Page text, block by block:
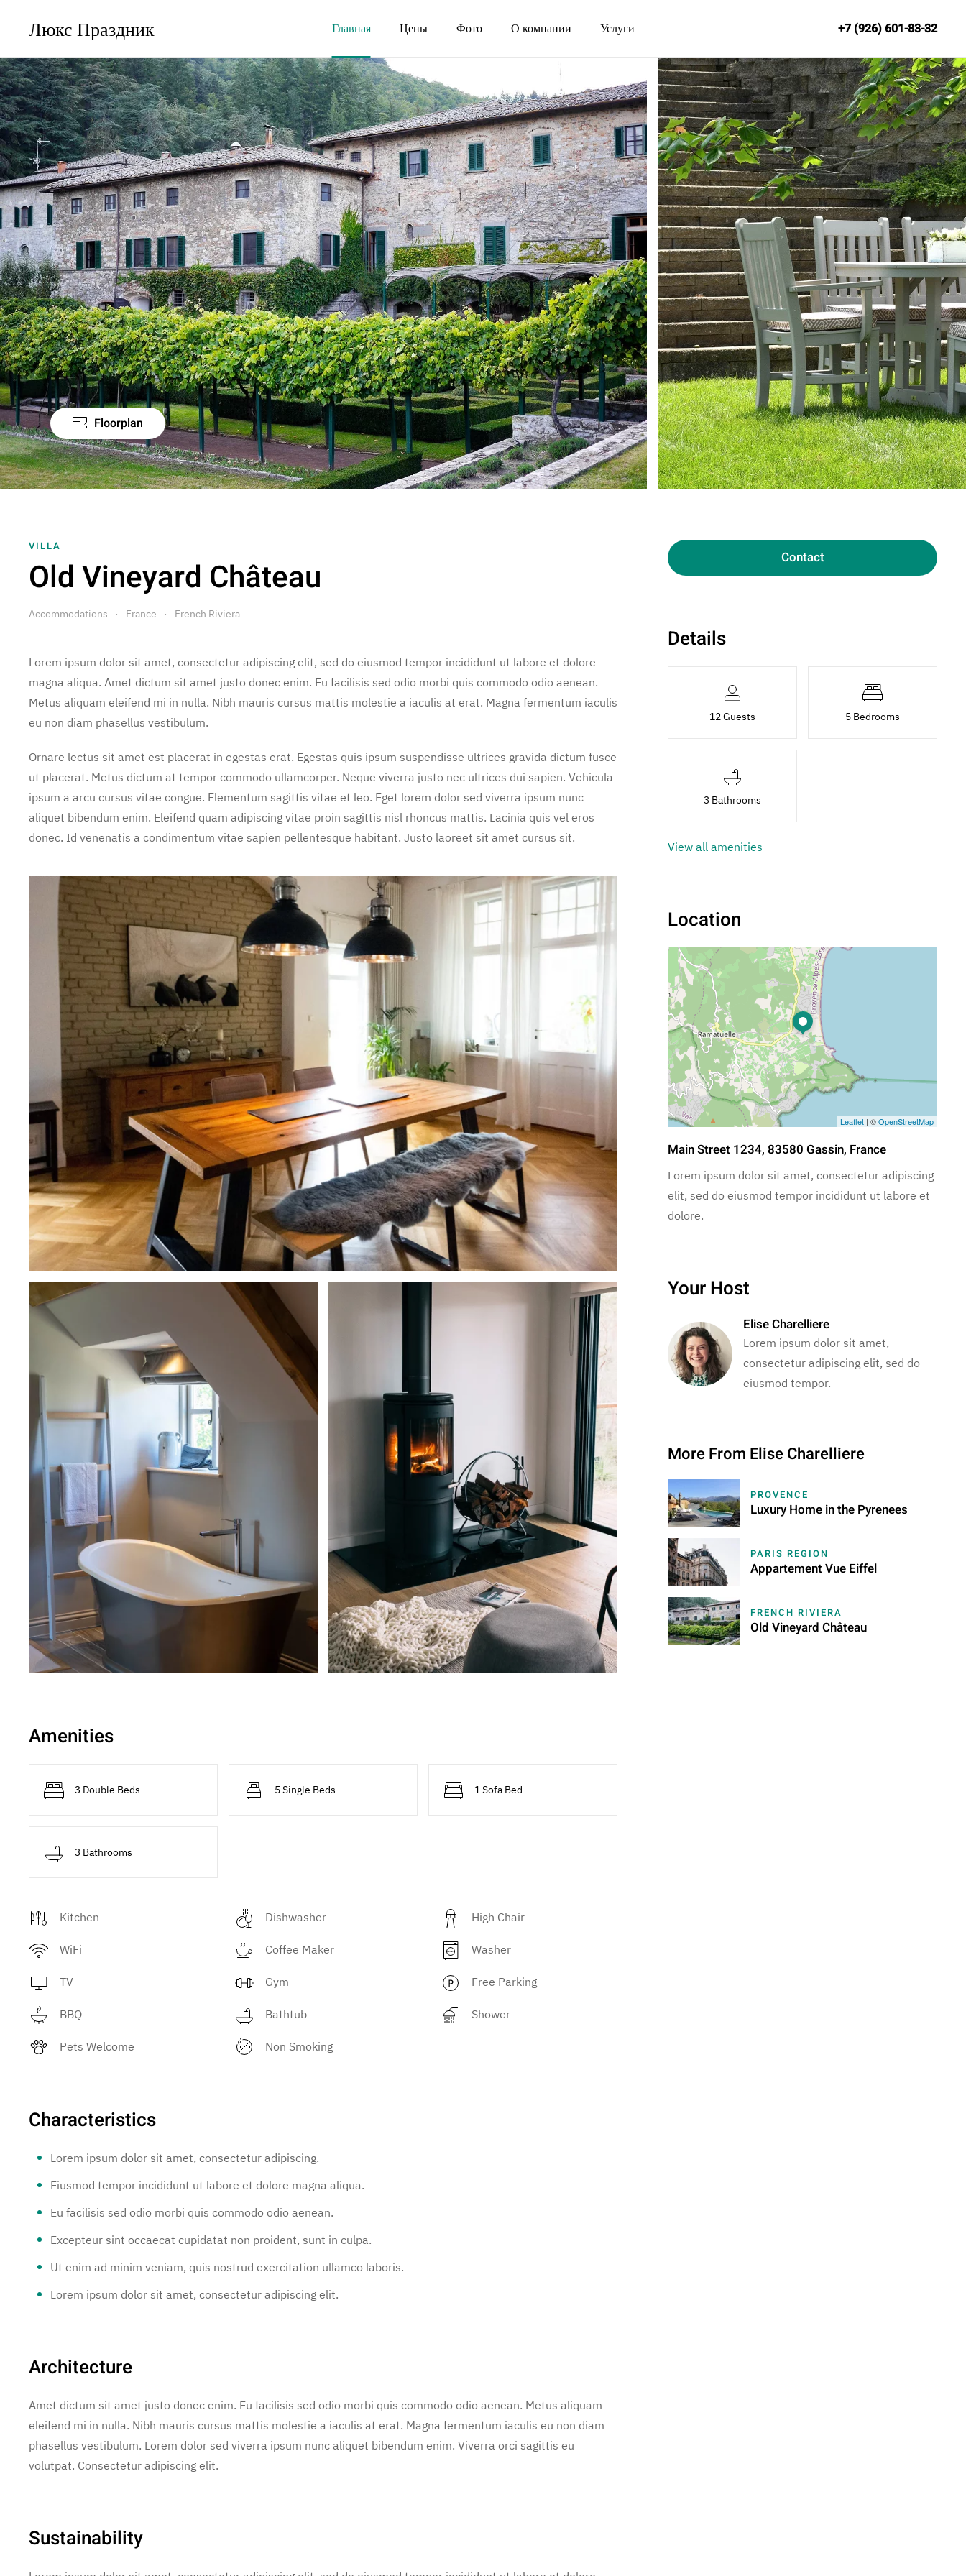
Люкс Праздник Главная Цены Фото О компании Услуги +7 (926) 601-83-32
Floorplan
VILLA
Old Vineyard Château
Accommodations France French Riviera
Lorem ipsum dolor sit amet, consectetur adipiscing elit, sed do eiusmod tempor incididunt ut labore et dolore
magna aliqua. Amet dictum sit amet justo donec enim. Eu facilisis sed odio morbi quis commodo odio aenean.
Metus aliquam eleifend mi in nulla. Nibh mauris cursus mattis molestie a iaculis at erat. Magna fermentum iaculis
eu non diam phasellus vestibulum.
Ornare lectus sit amet est placerat in egestas erat. Egestas quis ipsum suspendisse ultrices gravida dictum fusce
ut placerat. Metus dictum at tempor commodo ullamcorper. Neque viverra justo nec ultrices dui sapien. Vehicula
ipsum a arcu cursus vitae congue. Elementum sagittis vitae et leo. Eget lorem dolor sed viverra ipsum nunc
aliquet bibendum enim. Eleifend quam adipiscing vitae proin sagittis nisl rhoncus mattis. Lacinia quis vel eros
donec. Id venenatis a condimentum vitae sapien pellentesque habitant. Justo laoreet sit amet cursus sit.
Amenities
3 Double Beds 5 Single Beds 1 Sofa Bed
3 Bathrooms
Kitchen Dishwasher High Chair
WiFi Coffee Maker Washer
TV Gym Free Parking
BBQ Bathtub Shower
Pets Welcome Non Smoking
Characteristics
Lorem ipsum dolor sit amet, consectetur adipiscing.
Eiusmod tempor incididunt ut labore et dolore magna aliqua.
Eu facilisis sed odio morbi quis commodo odio aenean.
Excepteur sint occaecat cupidatat non proident, sunt in culpa.
Ut enim ad minim veniam, quis nostrud exercitation ullamco laboris.
Lorem ipsum dolor sit amet, consectetur adipiscing elit.
Architecture
Amet dictum sit amet justo donec enim. Eu facilisis sed odio morbi quis commodo odio aenean. Metus aliquam
eleifend mi in nulla. Nibh mauris cursus mattis molestie a iaculis at erat. Magna fermentum iaculis eu non diam
phasellus vestibulum. Lorem dolor sed viverra ipsum nunc aliquet bibendum enim. Viverra orci sagittis eu
volutpat. Consectetur adipiscing elit.
Sustainability
Contact
Details
12 Guests 5 Bedrooms
3 Bathrooms
View all amenities
Location
Leaflet | ©OpenStreetMap
Main Street 1234, 83580 Gassin, France
Lorem ipsum dolor sit amet, consectetur adipiscing
elit, sed do eiusmod tempor incididunt ut labore et
dolore.
Your Host
Elise Charelliere
Lorem ipsum dolor sit amet,
consectetur adipiscing elit, sed do
eiusmod tempor.
More From Elise Charelliere
PROVENCE
Luxury Home in the Pyrenees
PARIS REGION
Appartement Vue Eiffel
FRENCH RIVIERA
Old Vineyard Château